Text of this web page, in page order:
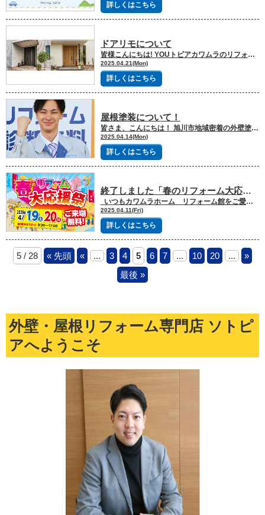
詳しくはこちら
ドアリモについて
皆様こんにちは! YOUトピアカワムラのリフォーム営業 石岡です！ 今回は、”ドアリモ”について詳しく解説していきます。 ☑ドアリモって何？ ドアリモというのは今あるドア枠に新しい枠を被せるカバー工法のことです。それにより新しいドアが1日で施工することができます！ 現在は断熱ドアに加え、高断熱の玄関ドアもあります。 標準のカギに加え、オプションでスマートコントロールキーも取り付け可能です。 YKKAPのドアリモは計87ラインアップあります。 ☑どのくらいの価格？ 弊社で施工する場合、D30の断熱ドアは23.5万円～となっています。 片開きや親子ドアなどにも対応することができます。既存のドアの状況によっては取り付けが難しい場合もあるので一度ご相談ください。 https://www.ykkap.co.jp/consumer/products/door/doorremo-door リフォーム工事でお悩みを抱えている方は是非ソトピアまでご連絡を！！ 小さな悩みでも構いませんのでお気軽にお問い合わせください！ ソトピア自慢の《施工事例》を是非ご覧ください！ 外壁・屋根のお問い合わせはコチラから
2025.04.21(Mon)
詳しくはこちら
屋根塗装について！
皆さま、こんにちは！ 旭川市地域密着の外壁塗装・屋根リフォーム専門店のソトピア武田です！ さて今年もやっと雪が解け始めていよいよ工事の時期が来ました！ 今回は屋根塗装に適した時期と塗装のポイントについてお話しさせていただきます！ 🔧 屋根塗装のポイント まず、塗料には大きく分けて2種類あります。 溶剤系塗料 水性塗料 （※実際はもっと細かい分類がありますが、今回はざっくりとした区分でご説明します。） 基本的に、リフォームで屋根を塗装する場合は「溶剤系塗料」をおすすめしています。というのも、塗装において非常に重要なのが“乾燥時間”だからです。 弊社では「下塗り → 中塗り → 上塗り」の3回塗りを徹底しております。そして、それぞれの工程の間にはしっかりと乾燥時間を確保しながら施工を行います。 塗料の乾燥には、気温や湿度が大きく影響します。特に屋根は日差しや風の影響を直接受けるため、外気温の変化が仕上がりに直結します。 🗓 旭川での屋根塗装の適切な時期 以上を踏まえ、旭川での屋根塗装に適した時期は、 4月下旬〜9月下旬 とされています。 10月頃からは気温が一気に下がるため、塗料が乾きにくくなり、施工の質に影響が出る可能性があります。無理に施工をしても、結果的に100％の仕上がりが期待できないケースもあるため、注意が必要です。 弊社では、時期的にリスクがあると判断した場合は、正直にリスクをお伝えしております。何事も焦らず、冷静な判断が結果的に「満足のいく工事」へとつながると考えています。 💬 お気軽にご相談ください 屋根塗装については、ネットなどで調べてもわからないことが多いですよね。そういったちょっとした疑問やご相談だけでも、お気軽にご連絡ください！ もちろん、お見積りのご依頼も承っております。旭川エリアで屋根塗装をお考えの方は、ぜひソトピアまでお気軽にご相談ください。 住宅の悩みはお客様と私たちソトピアメンバーで協力して改善、点検、確認していきましょう！ 最後までご覧いただきまして、誠にありがとうございました。 旭川市地域密着の外壁塗装・屋根塗装・外壁リフォーム・屋根リフォーム専門店ソトピアをよろしくお願い致します。 ソトピア自慢の《施工事例》を是非ご覧ください！ 外壁・屋根のお問い合わせはコチラから
2025.04.14(Mon)
詳しくはこちら
終了しました「春のリフォーム大応援祭」開催いたします！
いつもカワムラホーム リフォーム館をご愛顧いただきありがとうございます。 さて、リフォーム館では「春のリフォーム大応援祭」を開催させていただきます！ ようやく雪も解けて暖かい日が増えてきた今日この頃ですが、春を機に心機一転、外回りのリフォームはいかがでしょうか！ 外壁屋根の塗装・張替え・上張り・二重屋根・雪庇ガードなどの雪止めなど外回りの工事など、なんでもご相談ください！ また、キッチン・お風呂・洗面・トイレのお悩みや、増築減築リノベーションなどのご相談ももちろん大歓迎♪ 大特価品やイベント特典をたくさんご用意して皆様のご来場をお待ちしております♪ ■ イベント大特価 ・外壁屋根工事のご成約 商品券最大5万円分プレゼント！ ・キッチンご成約 鯉寿しのお食事券5,000円分プレゼント！ ・お風呂のご成約 杜のSPA神楽の入浴券11枚綴りプレゼント！ ■現品限り！大特価セール！ ・Panasonic キッチン ラクシーナ ローズ 大特価 470,000円（税抜）※工事費別途 ・Panasonic お風呂 オフローラDX 大特価 298,000円（税抜）※工事費別途 ぜひショールームにお越しください！ ■現品限り！大特価セール！ ・Panasonic 洗面台 シーライン 工事費コミコミ 132,000円（税抜） ・Panasonic トイレ アラウーノS160 タイプ1K 工事費コミコミ 148,000円（税抜） ・TOTO お風呂 サザナSプレミアム 工事費コミコミ 868,000円（税抜） ・TOTO キッチン ミッテプレミアム W2550（吊戸棚付き) 工事費コミコミ 868,000円（税抜） ■ イベント特典 ①ご来場アンケート「トイレットペーパー」プレゼント！ ②お見積り特典「QUOカード500円分」プレゼント！ ⑤ご成約特典「選べるグルメギフト」プレゼント ■イベント開催期間：2025年4月19日(土)～20日(日) ■イベント開催時間：10:00～17:00 ■場所：外壁・屋根リフォーム専門店 ソトピア 北海道旭川市豊岡4条3丁目7-13 2025年4月19日(土)・20日(日)は、外壁屋根リフォーム専門店「ソトピア」へ♪ 外壁屋根の塗装・張替え・上張り・二重屋根・雪庇ガードなどの雪止め、なんでもご相談ください！
2025.04.11(Fri)
詳しくはこちら
5 / 28 « 先頭 « ... 3 4 5 6 7 ... 10 20 ...
»
最後 »
外壁・屋根リフォーム専門店 ソトピ
アへようこそ